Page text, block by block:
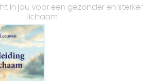
in jou voor een gezonder en sterker
lichaam